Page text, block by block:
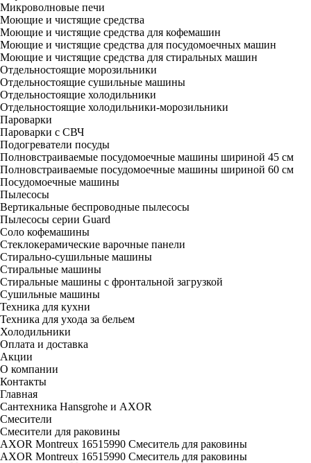
Микроволновые печи
Моющие и чистящие средства
Моющие и чистящие средства для кофемашин
Моющие и чистящие средства для посудомоечных машин
Моющие и чистящие средства для стиральных машин
Отдельностоящие морозильники
Отдельностоящие сушильные машины
Отдельностоящие холодильники
Отдельностоящие холодильники-морозильники
Пароварки
Пароварки с СВЧ
Подогреватели посуды
Полновстраиваемые посудомоечные машины шириной 45 см
Полновстраиваемые посудомоечные машины шириной 60 см
Посудомоечные машины
Пылесосы
Вертикальные беспроводные пылесосы
Пылесосы серии Guard
Соло кофемашины
Стеклокерамические варочные панели
Стирально-сушильные машины
Стиральные машины
Стиральные машины с фронтальной загрузкой
Сушильные машины
Техника для кухни
Техника для ухода за бельем
Холодильники
Оплата и доставка
Акции
О компании
Контакты
Главная
Сантехника Hansgrohe и AXOR
Смесители
Смесители для раковины
AXOR Montreux 16515990 Смеситель для раковины
AXOR Montreux 16515990 Смеситель для раковины